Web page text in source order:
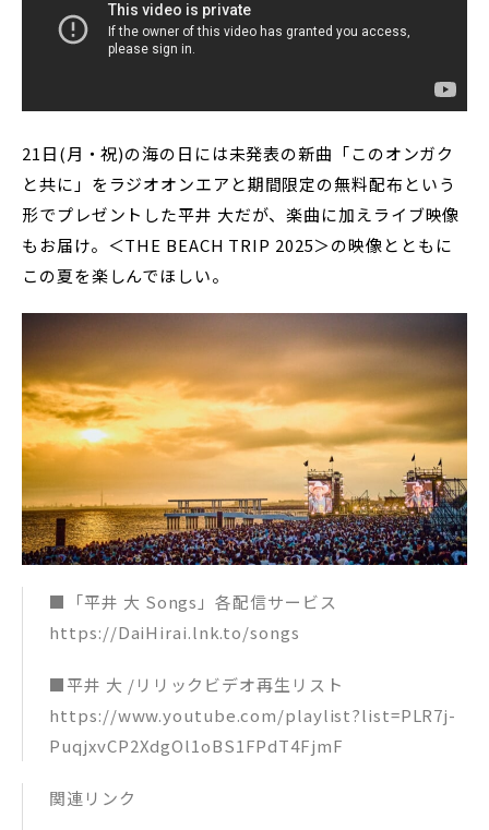
21日(月・祝)の海の日には未発表の新曲「このオンガク
と共に」をラジオオンエアと期間限定の無料配布という
形でプレゼントした平井 大だが、楽曲に加えライブ映像
もお届け。＜THE BEACH TRIP 2025＞の映像とともに
この夏を楽しんでほしい。
■「平井 大 Songs」各配信サービス
https://DaiHirai.lnk.to/songs
■平井 大 /リリックビデオ再生リスト
https://www.youtube.com/playlist?list=PLR7j-
PuqjxvCP2XdgOl1oBS1FPdT4FjmF
関連リンク